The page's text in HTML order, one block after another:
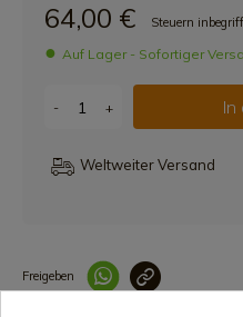
64,00 € Steuern
Auf Lager - Sofortiger
- + In
Weltweiter Versand
Freigeben